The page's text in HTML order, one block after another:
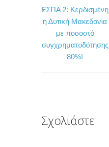
c
e
b
i
t
t
e
ι
ρ
α
ΕΣΠΑ 2: Κερδισμένη
η Δυτική Μακεδονία
με ποσοστό
συγχρηματοδότησης
80%!
Σχολιάστε